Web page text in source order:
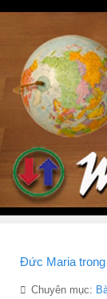
Đức Maria trong
Chuyên mục: